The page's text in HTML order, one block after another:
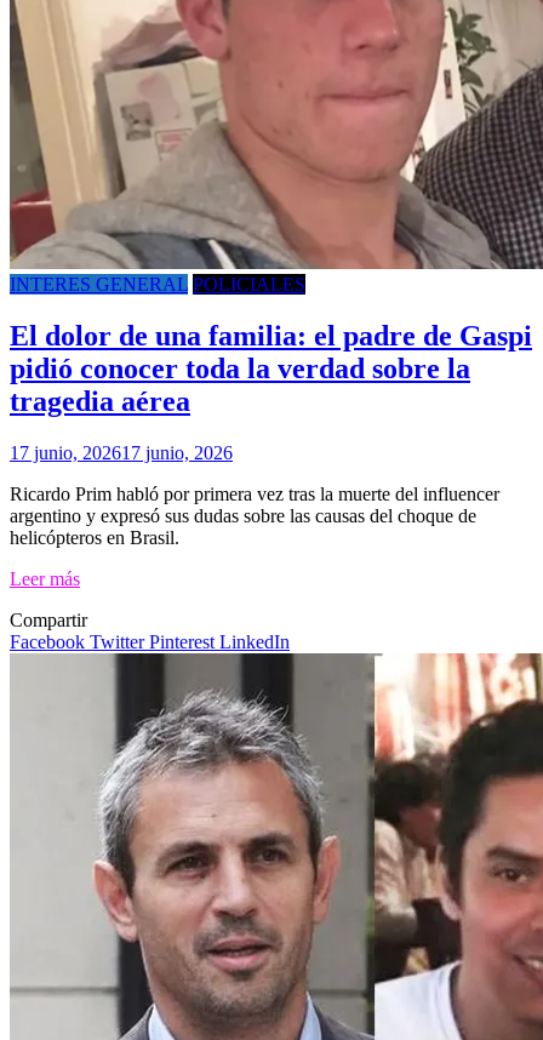
INTERES GENERAL POLICIALES
El dolor de una familia: el padre de Gaspi
pidió conocer toda la verdad sobre la
tragedia aérea
17 junio, 202617 junio, 2026
Ricardo Prim habló por primera vez tras la muerte del influencer
argentino y expresó sus dudas sobre las causas del choque de
helicópteros en Brasil.
Leer más
Compartir
Facebook TwitterPinterest LinkedIn